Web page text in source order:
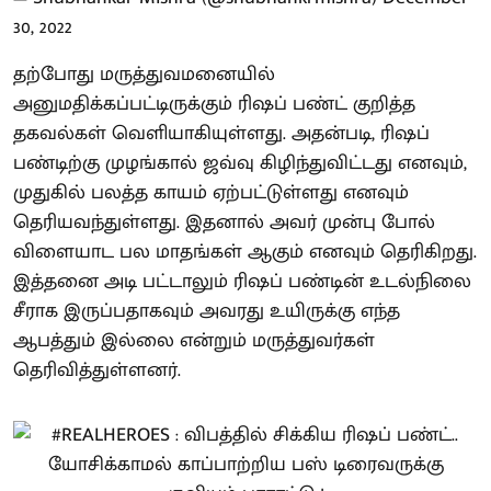
30, 2022
தற்போது மருத்துவமனையில்
அனுமதிக்கப்பட்டிருக்கும் ரிஷப் பண்ட் குறித்த
தகவல்கள் வெளியாகியுள்ளது. அதன்படி, ரிஷப்
பண்டிற்கு முழங்கால் ஜவ்வு கிழிந்துவிட்டது எனவும்,
முதுகில் பலத்த காயம் ஏற்பட்டுள்ளது எனவும்
தெரியவந்துள்ளது. இதனால் அவர் முன்பு போல்
விளையாட பல மாதங்கள் ஆகும் எனவும் தெரிகிறது.
இத்தனை அடி பட்டாலும் ரிஷப் பண்டின் உடல்நிலை
சீராக இருப்பதாகவும் அவரது உயிருக்கு எந்த
ஆபத்தும் இல்லை என்றும் மருத்துவர்கள்
தெரிவித்துள்ளனர்.